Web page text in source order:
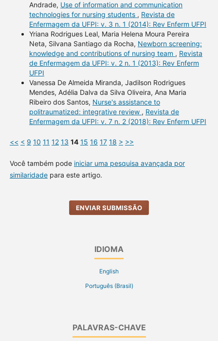
Andrade, Use of information and communication
technologies for nursing students , Revista de
Enfermagem da UFPI: v. 3 n. 1 (2014): Rev Enferm UFPI
Yriana Rodrigues Leal, Maria Helena Moura Pereira
Neta, Silvana Santiago da Rocha, Newborn screening:
knowledge and contributions of nursing team , Revista
de Enfermagem da UFPI: v. 2 n. 1 (2013): Rev Enferm
UFPI
Vanessa De Almeida Miranda, Jadilson Rodrigues
Mendes, Adélia Dalva da Silva Oliveira, Ana Maria
Ribeiro dos Santos, Nurse's assistance to
politraumatized: integrative review , Revista de
Enfermagem da UFPI: v. 7 n. 2 (2018): Rev Enferm UFPI
<< < 9 10 11 12 13 14 15 16 17 18 > >>
Você também pode iniciar uma pesquisa avançada por
similaridadepara este artigo.
ENVIAR SUBMISSÃO
IDIOMA
English
Português (Brasil)
PALAVRAS-CHAVE